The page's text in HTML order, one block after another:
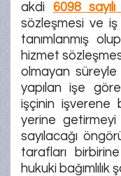
akdi 6098
sözleşmesi ve iş
tanımlanmış
hizmet
olmayan
yapılan işe
işçinin işverene
yerine getirmeyi
sayılacağı
tarafları
hukuki